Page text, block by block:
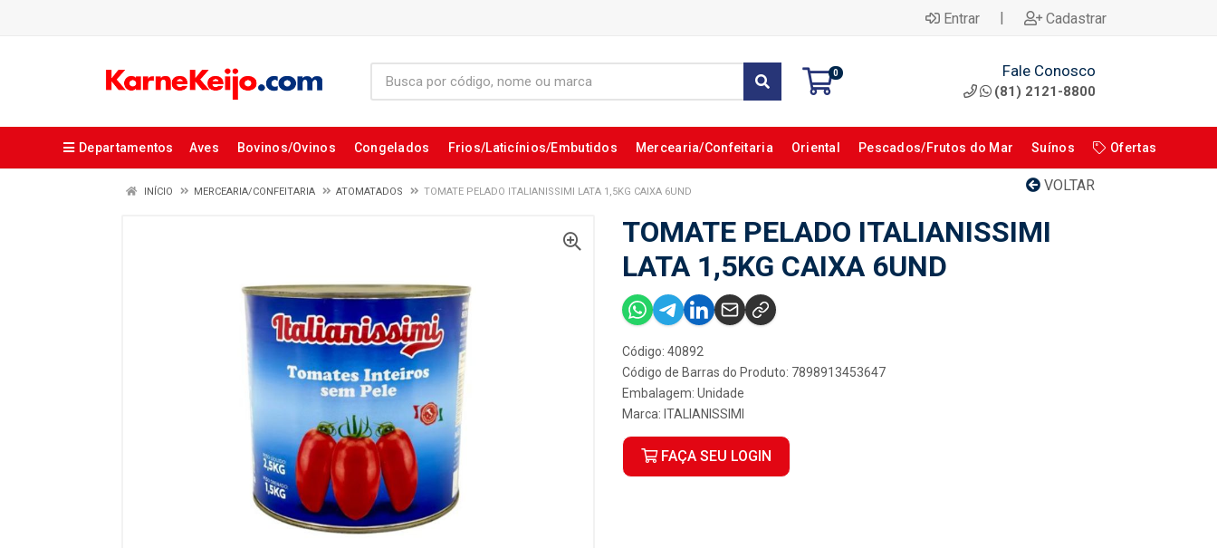
Entrar | Cadastrar
0 Fale Conosco
(81) 2121-8800
Departamentos Aves Bovinos/Ovinos Congelados Frios/Laticínios/Embutidos Mercearia/Confeitaria Oriental Pescados/Frutos do Mar Suínos Ofertas
VOLTAR
INÍCIO MERCEARIA/CONFEITARIA ATOMATADOS TOMATE PELADO ITALIANISSIMI LATA 1,5KG CAIXA 6UND
TOMATE PELADO ITALIANISSIMI
LATA 1,5KG CAIXA 6UND
Código: 40892
Código de Barras do Produto: 7898913453647
Embalagem: Unidade
Marca: ITALIANISSIMI
FAÇA SEU LOGIN